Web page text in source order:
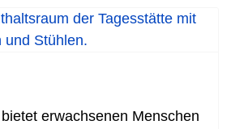
erwachsenen Menschen